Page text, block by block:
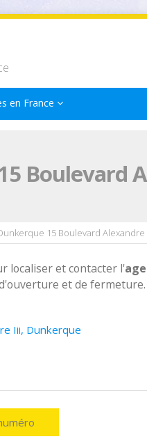
en France
Boulevard
15 Boulevard Alexandre
localiser et contacter l'
et de fermeture.
Iii, Dunkerque